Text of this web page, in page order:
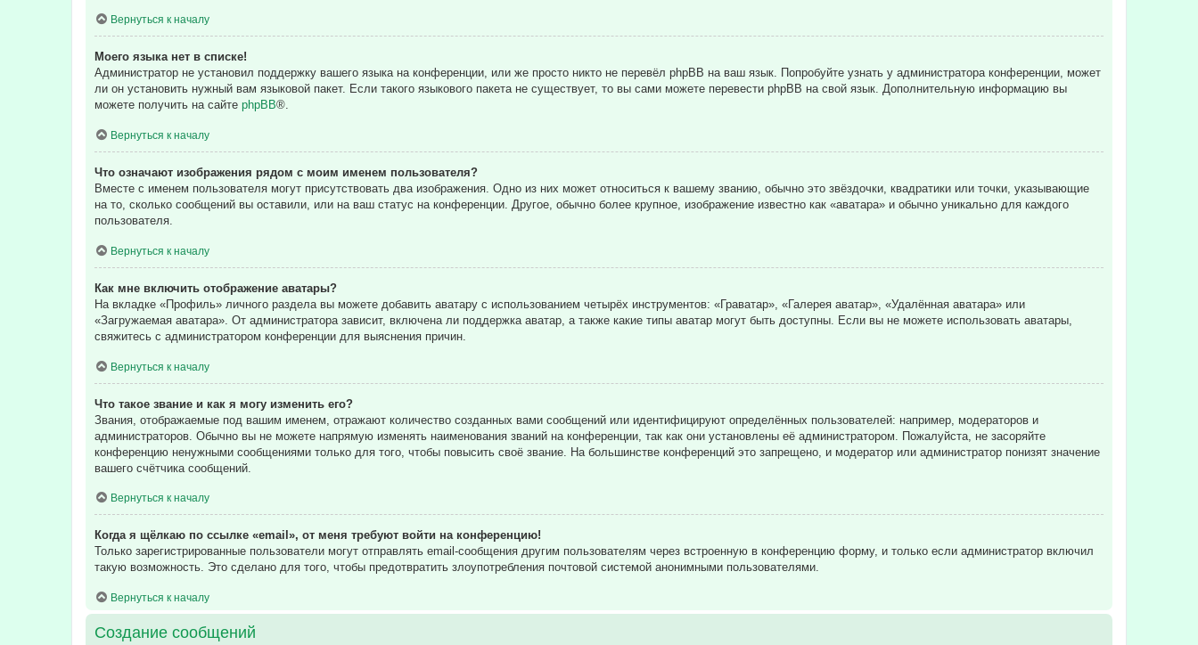
Вернуться к началу
Моего языка нет в списке!
Администратор не установил поддержку вашего языка на конференции, или же просто никто не перевёл phpBB на ваш язык. Попробуйте узнать у администратора конференции, может
ли он установить нужный вам языковой пакет. Если такого языкового пакета не существует, то вы сами можете перевести phpBB на свой язык. Дополнительную информацию вы
можете получить на сайте phpBB®.
Вернуться к началу
Что означают изображения рядом с моим именем пользователя?
Вместе с именем пользователя могут присутствовать два изображения. Одно из них может относиться к вашему званию, обычно это звёздочки, квадратики или точки, указывающие
на то, сколько сообщений вы оставили, или на ваш статус на конференции. Другое, обычно более крупное, изображение известно как «аватара» и обычно уникально для каждого
пользователя.
Вернуться к началу
Как мне включить отображение аватары?
На вкладке «Профиль» личного раздела вы можете добавить аватару с использованием четырёх инструментов: «Граватар», «Галерея аватар», «Удалённая аватара» или
«Загружаемая аватара». От администратора зависит, включена ли поддержка аватар, а также какие типы аватар могут быть доступны. Если вы не можете использовать аватары,
свяжитесь с администратором конференции для выяснения причин.
Вернуться к началу
Что такое звание и как я могу изменить его?
Звания, отображаемые под вашим именем, отражают количество созданных вами сообщений или идентифицируют определённых пользователей: например, модераторов и
администраторов. Обычно вы не можете напрямую изменять наименования званий на конференции, так как они установлены её администратором. Пожалуйста, не засоряйте
конференцию ненужными сообщениями только для того, чтобы повысить своё звание. На большинстве конференций это запрещено, и модератор или администратор понизят значение
вашего счётчика сообщений.
Вернуться к началу
Когда я щёлкаю по ссылке «email», от меня требуют войти на конференцию!
Только зарегистрированные пользователи могут отправлять email-сообщения другим пользователям через встроенную в конференцию форму, и только если администратор включил
такую возможность. Это сделано для того, чтобы предотвратить злоупотребления почтовой системой анонимными пользователями.
Вернуться к началу
Создание сообщений